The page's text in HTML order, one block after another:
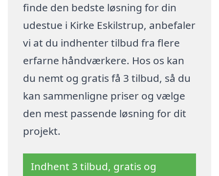
finde den bedste løsning for din
udestue i Kirke Eskilstrup, anbefaler
vi at du indhenter tilbud fra flere
erfarne håndværkere. Hos os kan
du nemt og gratis få 3 tilbud, så du
kan sammenligne priser og vælge
den mest passende løsning for dit
projekt.
Indhent 3 tilbud, gratis og